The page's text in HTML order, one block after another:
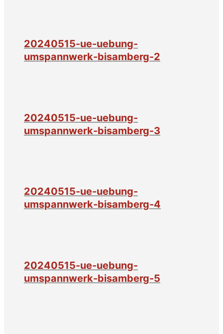
20240515-ue-uebung-
umspannwerk-bisamberg-2
20240515-ue-uebung-
umspannwerk-bisamberg-3
20240515-ue-uebung-
umspannwerk-bisamberg-4
20240515-ue-uebung-
umspannwerk-bisamberg-5